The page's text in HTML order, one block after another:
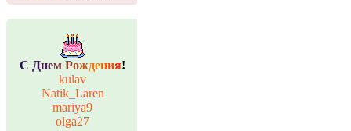
С Днем Рождения!
kulav
Natik_Laren
mariya9
olga27